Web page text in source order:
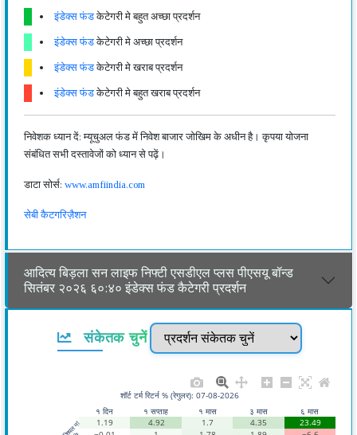
इंडेक्स फंडकेटेगरी मे बहुत अच्छा प्रदर्शन
इंडेक्स फंडकेटेगरी मे अच्छा प्रदर्शन
इंडेक्स फंडकेटेगरी मे खराब प्रदर्शन
इंडेक्स फंडकेटेगरी मे बहुत खराब प्रदर्शन
निवेशक ध्यान दें: म्यूचुअल फंड में निवेश बाजार जोखिम के अधीन है। कृपया योजना
संबंधित सभी दस्तावेजों को ध्यान से पढ़ें।
डाटा सोर्स: www.amfiindia.com
सेबी कैटगरिज़ैशन
आदित्य बिड़ला सन लाइफ निफ्टी एसडीएल प्लस पीएसयू बॉन्ड
सितंबर २०२६ ६०:४० इंडेक्स फंड कैटेगरी प्रदर्शन
संकेतक चुनें
1.19 4.92 1.7 4.35
23.49
१ दिन १ सप्ताह १ मास ३ मास ६ मास
शॉर्ट टर्म रिटर्न % (रेगुलर): 07-08-2026